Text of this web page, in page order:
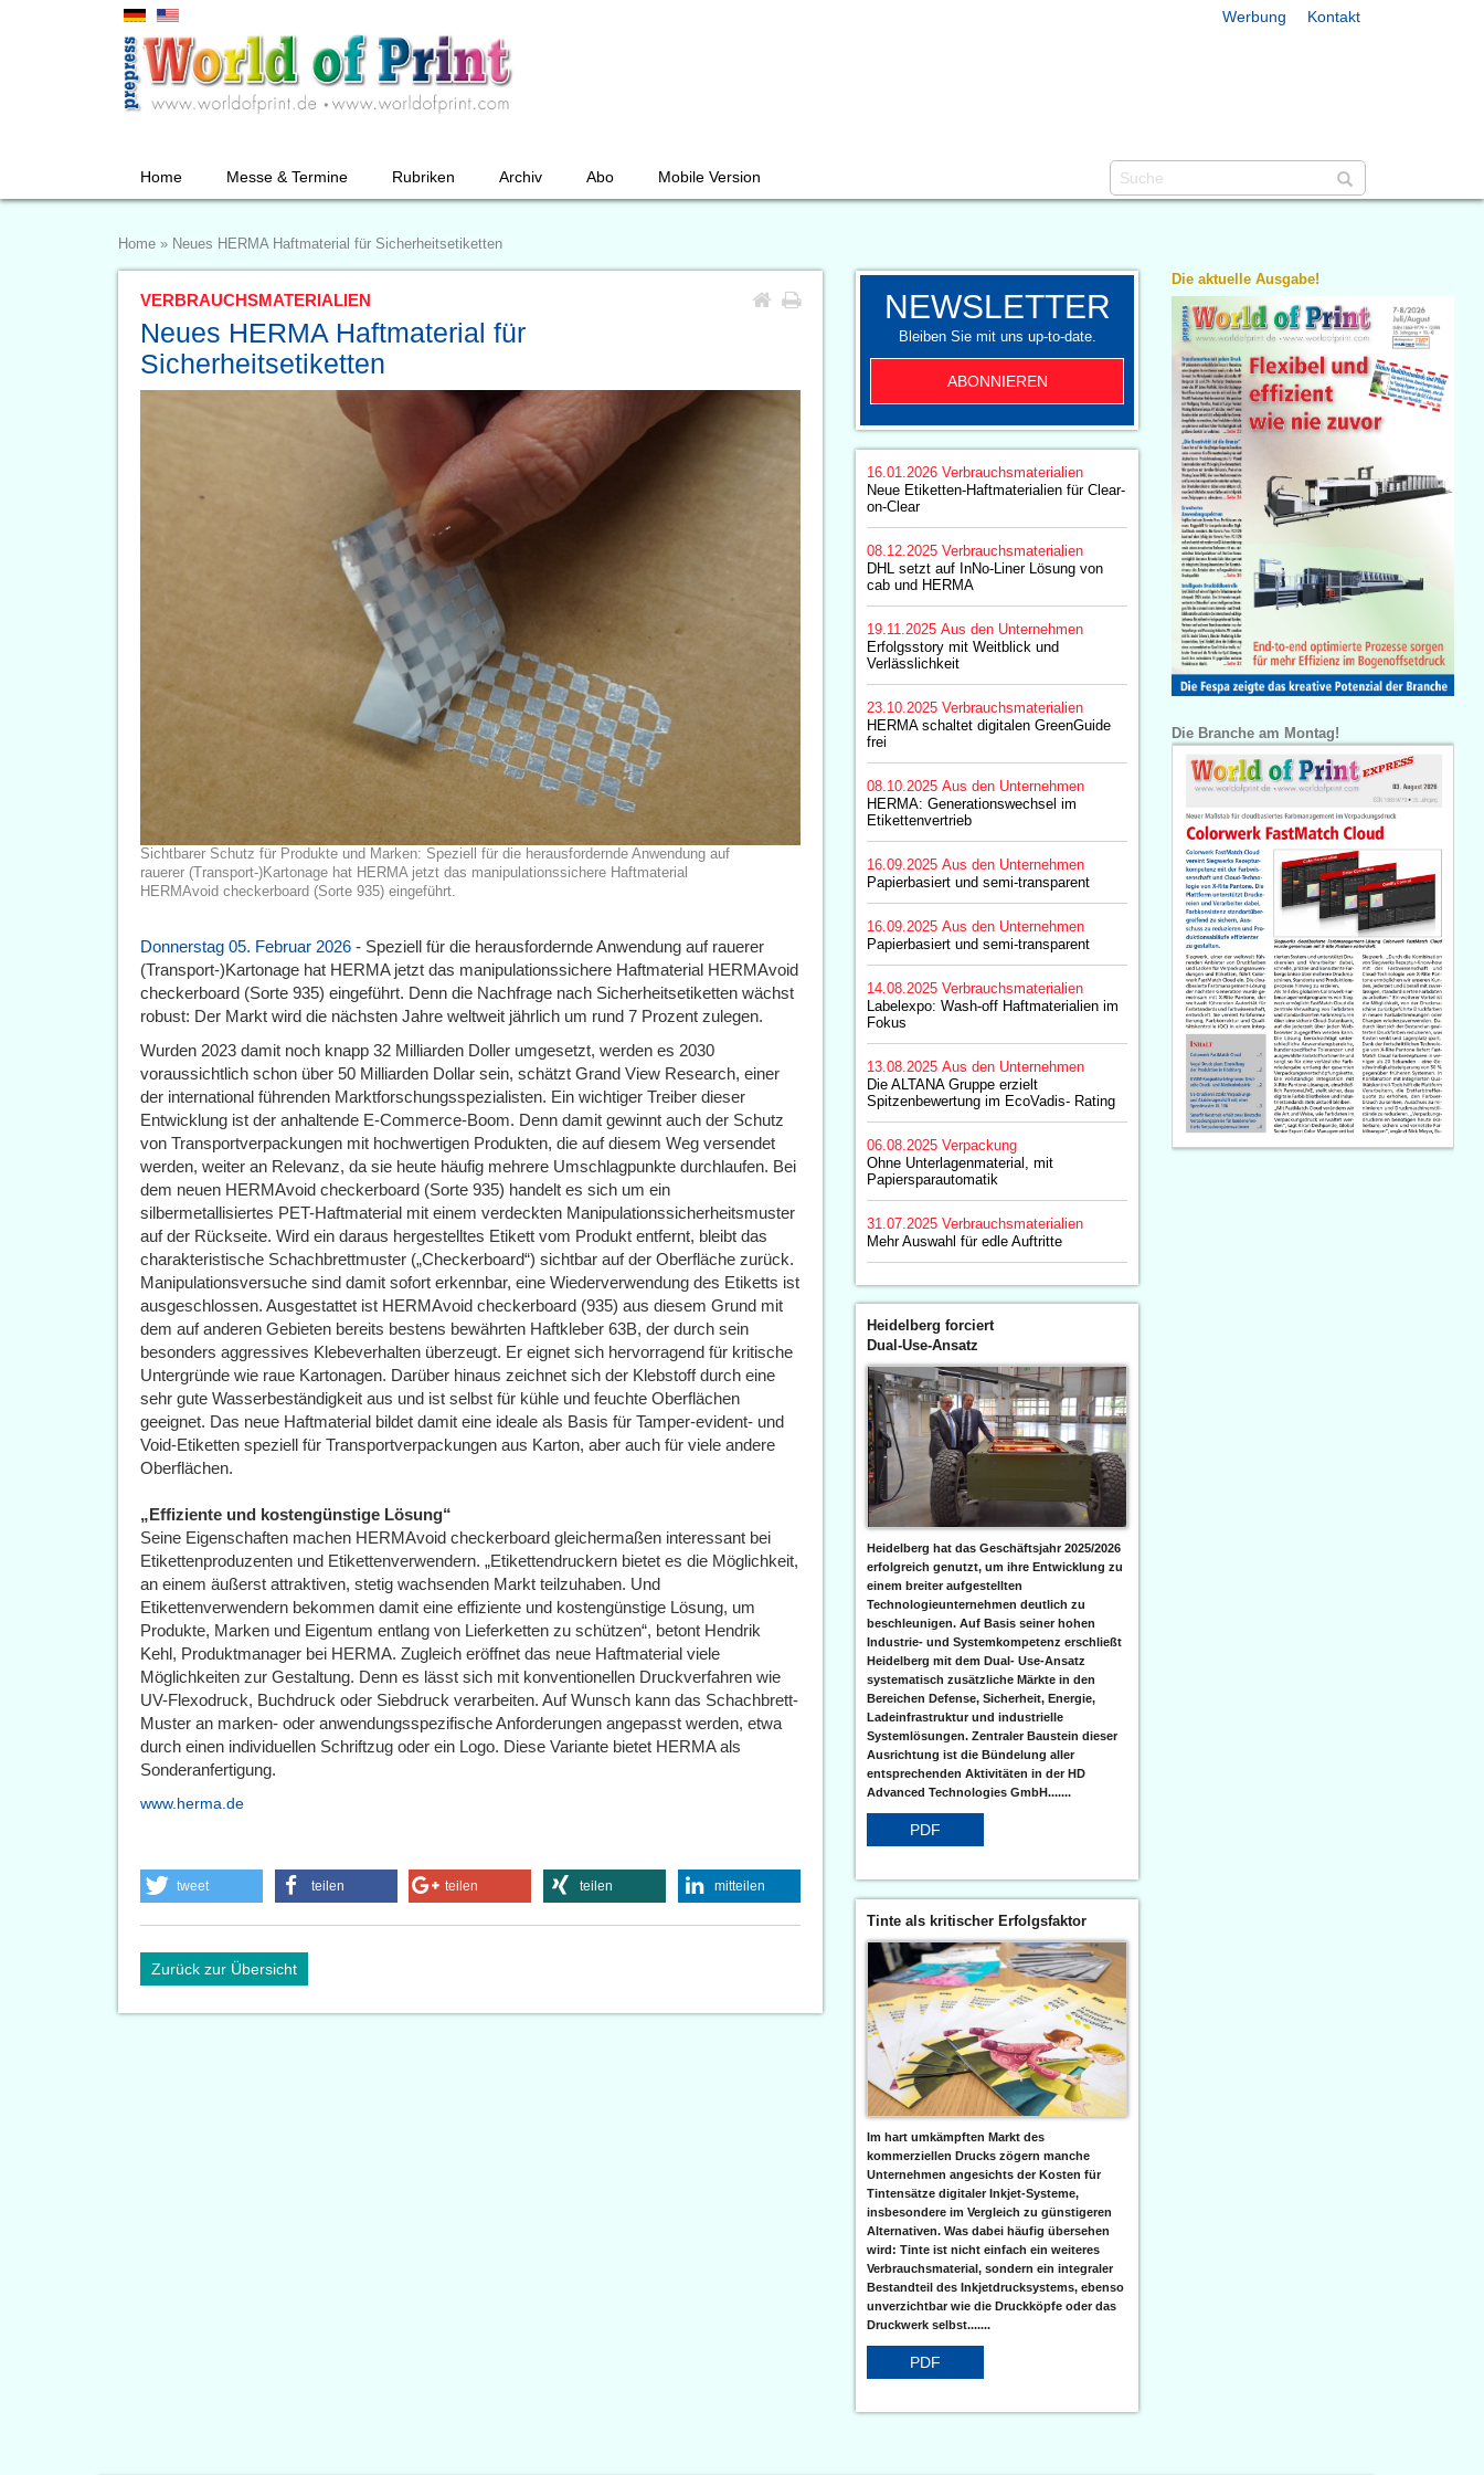
Werbung Kontakt
Home Messe & Termine Rubriken Archiv Abo Mobile Version
Home » Neues HERMA Haftmaterial für Sicherheitsetiketten
VERBRAUCHSMATERIALIEN
Neues HERMA Haftmaterial für
Sicherheitsetiketten
Sichtbarer Schutz für Produkte und Marken: Speziell für die herausfordernde Anwendung auf
rauerer (Transport-)Kartonage hat HERMA jetzt das manipulationssichere Haftmaterial
HERMAvoid checkerboard (Sorte 935) eingeführt.
Donnerstag 05. Februar 2026 - Speziell für die herausfordernde Anwendung auf rauerer
(Transport-)Kartonage hat HERMA jetzt das manipulationssichere Haftmaterial HERMAvoid
checkerboard (Sorte 935) eingeführt. Denn die Nachfrage nach Sicherheitsetiketten wächst
robust: Der Markt wird die nächsten Jahre weltweit jährlich um rund 7 Prozent zulegen.
Wurden 2023 damit noch knapp 32 Milliarden Doller umgesetzt, werden es 2030
voraussichtlich schon über 50 Milliarden Dollar sein, schätzt Grand View Research, einer
der international führenden Marktforschungsspezialisten. Ein wichtiger Treiber dieser
Entwicklung ist der anhaltende E-Commerce-Boom. Denn damit gewinnt auch der Schutz
von Transportverpackungen mit hochwertigen Produkten, die auf diesem Weg versendet
werden, weiter an Relevanz, da sie heute häufig mehrere Umschlagpunkte durchlaufen. Bei
dem neuen HERMAvoid checkerboard (Sorte 935) handelt es sich um ein
silbermetallisiertes PET-Haftmaterial mit einem verdeckten Manipulationssicherheitsmuster
auf der Rückseite. Wird ein daraus hergestelltes Etikett vom Produkt entfernt, bleibt das
charakteristische Schachbrettmuster („Checkerboard“) sichtbar auf der Oberfläche zurück.
Manipulationsversuche sind damit sofort erkennbar, eine Wiederverwendung des Etiketts ist
ausgeschlossen. Ausgestattet ist HERMAvoid checkerboard (935) aus diesem Grund mit
dem auf anderen Gebieten bereits bestens bewährten Haftkleber 63B, der durch sein
besonders aggressives Klebeverhalten überzeugt. Er eignet sich hervorragend für kritische
Untergründe wie raue Kartonagen. Darüber hinaus zeichnet sich der Klebstoff durch eine
sehr gute Wasserbeständigkeit aus und ist selbst für kühle und feuchte Oberflächen
geeignet. Das neue Haftmaterial bildet damit eine ideale als Basis für Tamper-evident- und
Void-Etiketten speziell für Transportverpackungen aus Karton, aber auch für viele andere
Oberflächen.
„Effiziente und kostengünstige Lösung“
Seine Eigenschaften machen HERMAvoid checkerboard gleichermaßen interessant bei
Etikettenproduzenten und Etikettenverwendern. „Etikettendruckern bietet es die Möglichkeit,
an einem äußerst attraktiven, stetig wachsenden Markt teilzuhaben. Und
Etikettenverwendern bekommen damit eine effiziente und kostengünstige Lösung, um
Produkte, Marken und Eigentum entlang von Lieferketten zu schützen“, betont Hendrik
Kehl, Produktmanager bei HERMA. Zugleich eröffnet das neue Haftmaterial viele
Möglichkeiten zur Gestaltung. Denn es lässt sich mit konventionellen Druckverfahren wie
UV-Flexodruck, Buchdruck oder Siebdruck verarbeiten. Auf Wunsch kann das Schachbrett-
Muster an marken- oder anwendungsspezifische Anforderungen angepasst werden, etwa
durch einen individuellen Schriftzug oder ein Logo. Diese Variante bietet HERMA als
Sonderanfertigung.
www.herma.de
tweet teilen teilen teilen mitteilen
Zurück zur Übersicht
NEWSLETTER
Bleiben Sie mit uns up-to-date.
ABONNIEREN
16.01.2026 Verbrauchsmaterialien
Neue Etiketten-Haftmaterialien für Clear-
on-Clear
08.12.2025 Verbrauchsmaterialien
DHL setzt auf InNo-Liner Lösung von
cab und HERMA
19.11.2025 Aus den Unternehmen
Erfolgsstory mit Weitblick und
Verlässlichkeit
23.10.2025 Verbrauchsmaterialien
HERMA schaltet digitalen GreenGuide
frei
08.10.2025 Aus den Unternehmen
HERMA: Generationswechsel im
Etikettenvertrieb
16.09.2025 Aus den Unternehmen
Papierbasiert und semi-transparent
16.09.2025 Aus den Unternehmen
Papierbasiert und semi-transparent
14.08.2025 Verbrauchsmaterialien
Labelexpo: Wash-off Haftmaterialien im
Fokus
13.08.2025 Aus den Unternehmen
Die ALTANA Gruppe erzielt
Spitzenbewertung im EcoVadis- Rating
06.08.2025 Verpackung
Ohne Unterlagenmaterial, mit
Papiersparautomatik
31.07.2025 Verbrauchsmaterialien
Mehr Auswahl für edle Auftritte
Heidelberg forciert
Dual-Use-Ansatz
Heidelberg hat das Geschäftsjahr 2025/2026
erfolgreich genutzt, um ihre Entwicklung zu
einem breiter aufgestellten
Technologieunternehmen deutlich zu
beschleunigen. Auf Basis seiner hohen
Industrie- und Systemkompetenz erschließt
Heidelberg mit dem Dual- Use-Ansatz
systematisch zusätzliche Märkte in den
Bereichen Defense, Sicherheit, Energie,
Ladeinfrastruktur und industrielle
Systemlösungen. Zentraler Baustein dieser
Ausrichtung ist die Bündelung aller
entsprechenden Aktivitäten in der HD
Advanced Technologies GmbH.......
PDF
Tinte als kritischer Erfolgsfaktor
Im hart umkämpften Markt des
kommerziellen Drucks zögern manche
Unternehmen angesichts der Kosten für
Tintensätze digitaler Inkjet-Systeme,
insbesondere im Vergleich zu günstigeren
Alternativen. Was dabei häufig übersehen
wird: Tinte ist nicht einfach ein weiteres
Verbrauchsmaterial, sondern ein integraler
Bestandteil des Inkjetdrucksystems, ebenso
unverzichtbar wie die Druckköpfe oder das
Druckwerk selbst.......
PDF
Die aktuelle Ausgabe!
Die Branche am Montag!